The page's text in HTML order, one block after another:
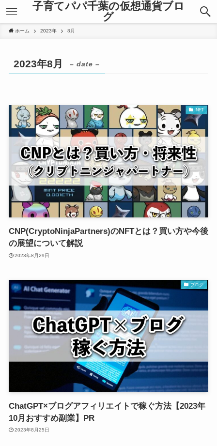
子育てパパ千葉の仮想通貨ブロ
グ
ホーム 2023年 8月
2023年8月 – date –
NFT
CNP(CryptoNinjaPartners)のNFTとは？買い方や今後
の展望について解説
2023年8月29日
ブログ
ChatGPT×ブログアフィリエイトで稼ぐ方法【2023年
10月おすすめ副業】PR
2023年8月25日